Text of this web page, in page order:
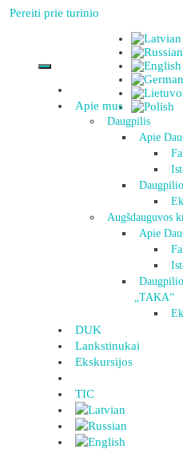
Pereiti prie turinio
Apie mus
Daugpilis
Apie
Augšdauguvos
Apie
„TAKA“
DUK
Lankstinukai
Ekskursijos
TIC